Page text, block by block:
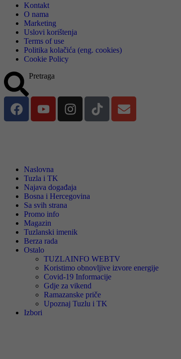
Kontakt
O nama
Marketing
Uslovi korištenja
Terms of use
Politika kolačića (eng. cookies)
Cookie Policy
Pretraga
Naslovna
Tuzla i TK
Najava događaja
Bosna i Hercegovina
Sa svih strana
Promo info
Magazin
Tuzlanski imenik
Berza rada
Ostalo
TUZLAINFO WEBTV
Koristimo obnovljive izvore energije
Covid-19 Informacije
Gdje za vikend
Ramazanske priče
Upoznaj Tuzlu i TK
Izbori